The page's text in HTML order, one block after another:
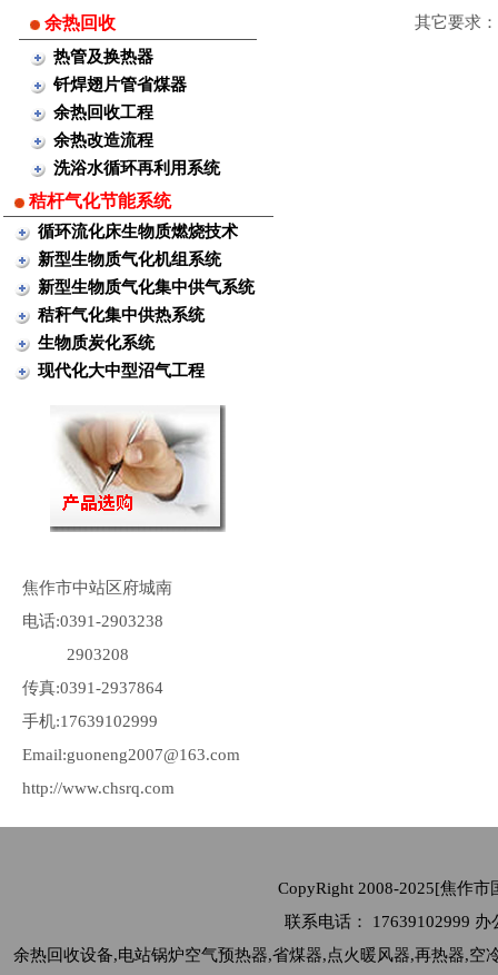
余热回收
热管及换热器
钎焊翅片管省煤器
余热回收工程
余热改造流程
洗浴水循环再利用系统
秸杆气化节能系统
循环流化床生物质燃烧技术
新型生物质气化机组系统
新型生物质气化集中供气系统
秸秆气化集中供热系统
生物质炭化系统
现代化大中型沼气工程
焦作市中站区府城南
电话:0391-2903238
2903208
传真:0391-2937864
手机:17639102999
Email:guoneng2007@163.com
http://www.chsrq.com
其它要求：
CopyRight 2008-2025[焦作
联系电话： 17639102999
余热回收设备,电站锅炉空气预热器,省煤器,点火暖风器,再热器,